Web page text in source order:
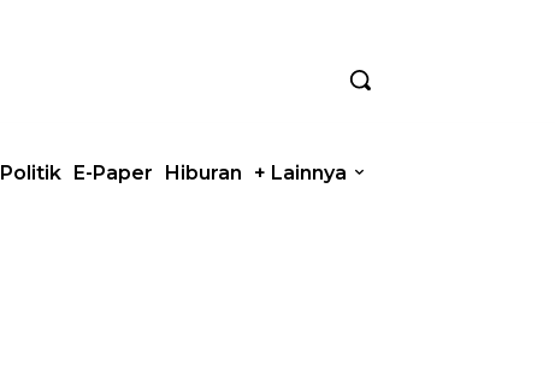
Politik E-Paper Hiburan + Lainnya